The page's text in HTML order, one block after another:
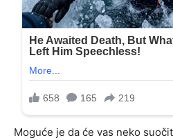
Moguće je da će vas neko